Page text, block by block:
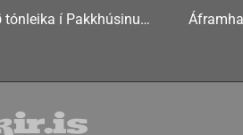
tónleika í Pakkhúsinu
að